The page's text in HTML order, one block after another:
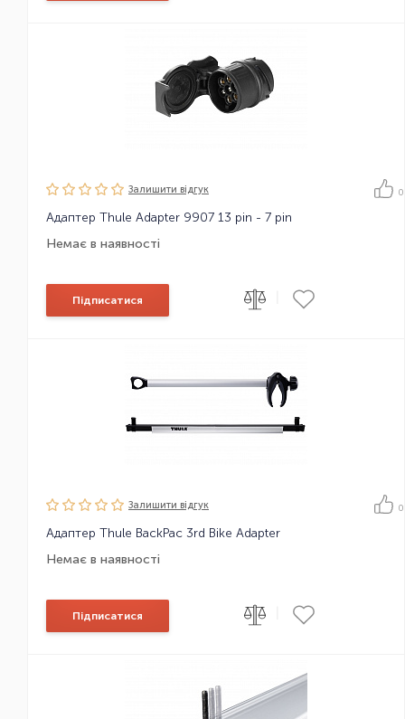
Залишити вiдгук 0
Адаптер Thule Adapter 9907 13 pin - 7 pin
Немає в наявності
Підписатися
Залишити вiдгук 0
Адаптер Thule BackPac 3rd Bike Adapter
Немає в наявності
Підписатися